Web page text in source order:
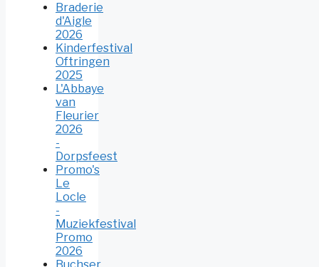
Braderie
d'Aigle
2026
Kinderfestival
Oftringen
2025
L'Abbaye
van
Fleurier
2026
-
Dorpsfeest
Promo's
Le
Locle
-
Muziekfestival
Promo
2026